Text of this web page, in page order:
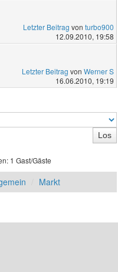
Letzter Beitrag von turbo900
12.09.2010, 19:58
Letzter Beitrag von Werner S
16.06.2010, 19:19
1 Gast/Gäste
Markt